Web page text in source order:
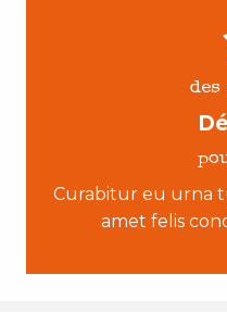
des
Curabitur eu urna
amet felis